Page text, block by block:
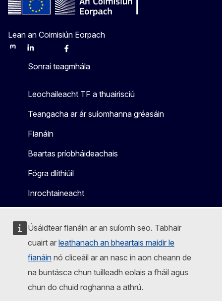
Úsáidtear fianáin ar an suíomh seo. Tabhair
cuairt ar leathanach an bheartais maidir le
fianáin nó cliceáil ar an nasc in aon cheann de
na buntásca chun tuilleadh eolais a fháil agus
chun do chuid roghanna a athrú.
Lean an Coimisiún Eorpach
MastodonLinkedInBlueskyFacebook
Sonraí teagmhála
Leochaileacht TF a thuairisciú
Teangacha ar ár suíomhanna gréasáin
Fianáin
Beartas príobháideachais
Fógra dlíthiúil
Inrochtaineacht